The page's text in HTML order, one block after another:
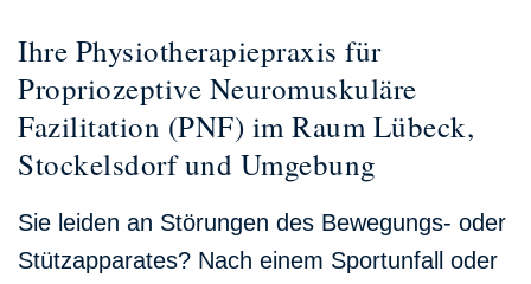
Ihre Physiotherapie­praxis für
Propriozeptive Neuro­muskuläre
Fazilitation (PNF) im Raum Lübeck,
Stockelsdorf und Umgebung
Sie leiden an Störungen des Bewegungs- oder
Stützapparates? Nach einem Sportunfall oder